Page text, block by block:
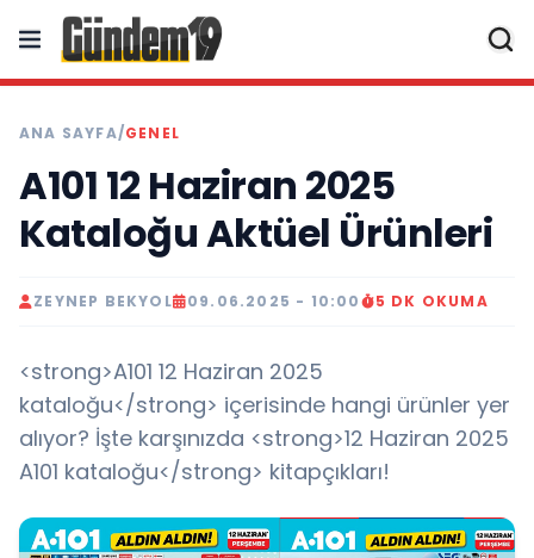
ANA SAYFA/GENEL
A101 12 Haziran 2025
Kataloğu Aktüel Ürünleri
ZEYNEP BEKYOL 09.06.2025 - 10:00 5 DK OKUMA
<strong>A101 12 Haziran 2025
kataloğu</strong> içerisinde hangi ürünler yer
alıyor? İşte karşınızda <strong>12 Haziran 2025
A101 kataloğu</strong> kitapçıkları!